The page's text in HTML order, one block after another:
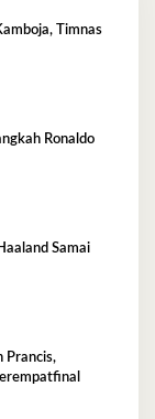
Timnas
Ronaldo
Samai
Prancis,